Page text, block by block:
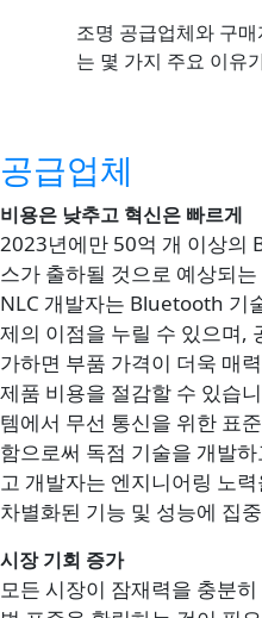
조명 공급업체와 구
는 몇 가지 주요 이유
공급업체
비용은 낮추고 혁신은 빠르게
2023년에만 50억 개 이상의
스가 출하될 것으로 예상되
NLC 개발자는 Bluetooth 기
제의 이점을 누릴 수 있으며,
가하면 부품 가격이 더욱 매
제품 비용을 절감할 수 있습
템에서 무선 통신을 위한 표
함으로써 독점 기술을 개발
고 개발자는 엔지니어링 노
차별화된 기능 및 성능에 집
시장 기회 증가
모든 시장이 잠재력을 충분